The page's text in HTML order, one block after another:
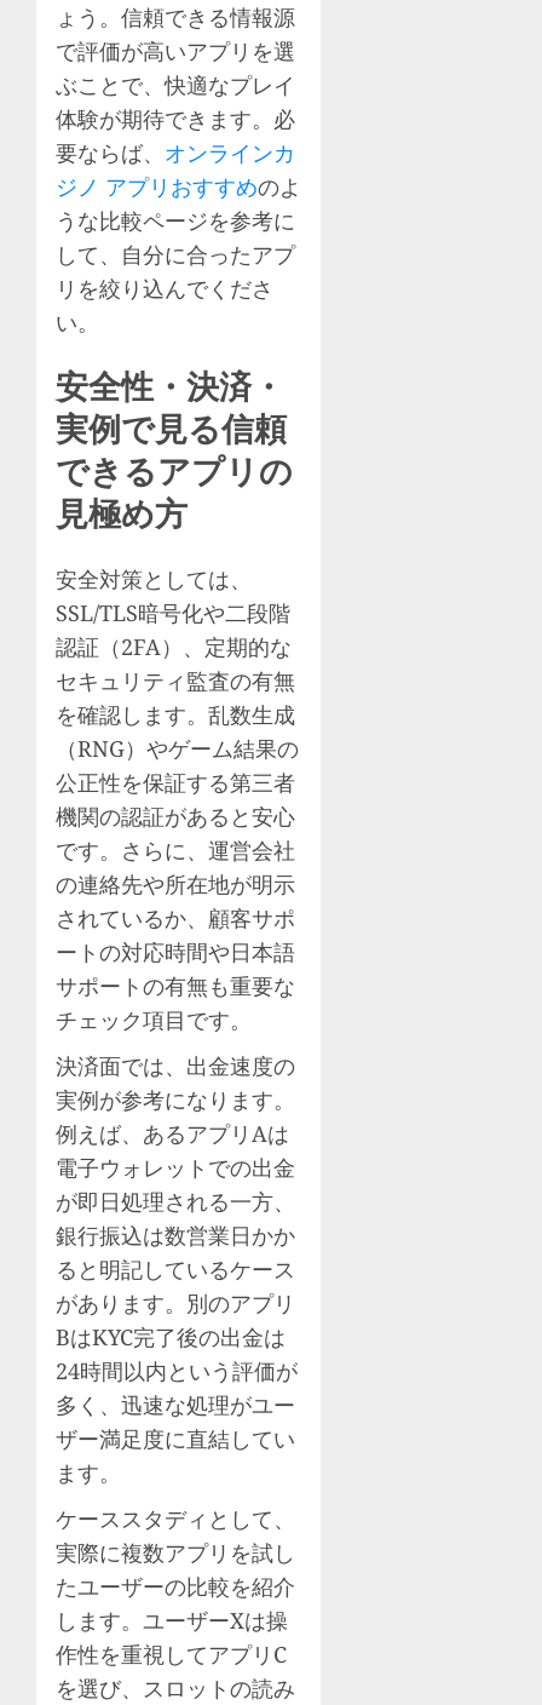
ょう。信頼できる情報源
で評価が高いアプリを選
ぶことで、快適なプレイ
体験が期待できます。必
要ならば、 オンラインカ
ジノ アプリおすすめのよ
うな比較ページを参考に
して、自分に合ったアプ
リを絞り込んでくださ
い。
安全性・決済・
実例で見る信頼
できるアプリの
見極め方
安全対策としては、
SSL/TLS暗号化や二段階
認証（2FA）、定期的な
セキュリティ監査の有無
を確認します。乱数生成
（RNG）やゲーム結果の
公正性を保証する第三者
機関の認証があると安心
です。さらに、運営会社
の連絡先や所在地が明示
されているか、顧客サポ
ートの対応時間や日本語
サポートの有無も重要な
チェック項目です。
決済面では、出金速度の
実例が参考になります。
例えば、あるアプリAは
電子ウォレットでの出金
が即日処理される一方、
銀行振込は数営業日かか
ると明記しているケース
があります。別のアプリ
BはKYC完了後の出金は
24時間以内という評価が
多く、迅速な処理がユー
ザー満足度に直結してい
ます。
ケーススタディとして、
実際に複数アプリを試し
たユーザーの比較を紹介
します。ユーザーXは操
作性を重視してアプリC
を選び、スロットの読み